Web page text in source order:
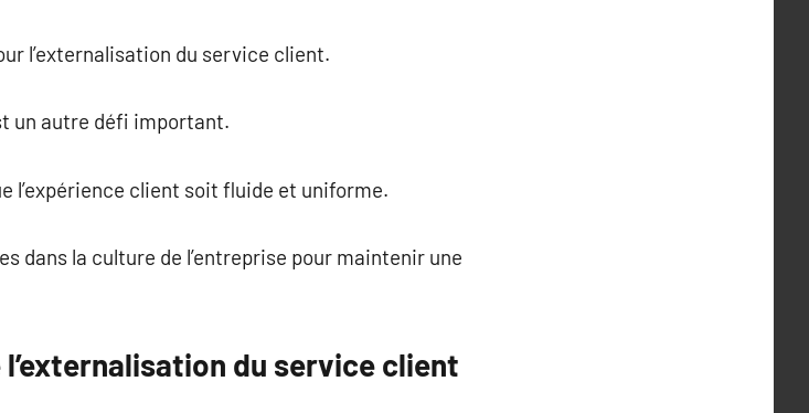
l’externalisation du service client.
un autre défi important.
l’expérience client soit fluide et uniforme.
dans la culture de l’entreprise pour maintenir une
du service client